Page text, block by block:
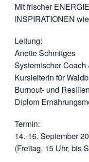
Mit frischer
INSPIRATIONEN
Leitung:
Anette Schmitges
Systemischer Coach
Kursleiterin für
Burnout- und
Diplom
Termin:
14.-16. September
(Freitag, 15 Uhr, bis